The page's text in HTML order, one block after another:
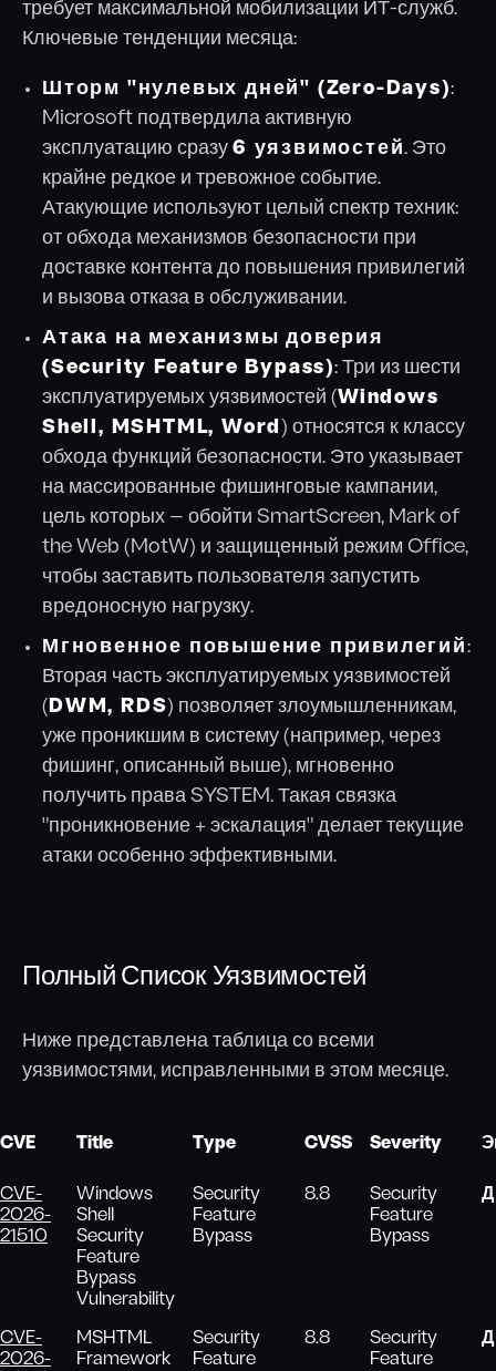
требует максимальной мобилизации ИТ-служб.
Ключевые тенденции месяца:
Шторм "нулевых дней" (Zero-Days):
Microsoft подтвердила активную
эксплуатацию сразу 6 уязвимостей. Это
крайне редкое и тревожное событие.
Атакующие используют целый спектр техник:
от обхода механизмов безопасности при
доставке контента до повышения привилегий
и вызова отказа в обслуживании.
Атака на механизмы доверия
(Security Feature Bypass): Три из шести
эксплуатируемых уязвимостей (Windows
Shell, MSHTML, Word ) относятся к классу
обхода функций безопасности. Это указывает
на массированные фишинговые кампании,
цель которых — обойти SmartScreen, Mark of
the Web (MotW) и защищенный режим Office,
чтобы заставить пользователя запустить
вредоносную нагрузку.
Мгновенное повышение привилегий:
Вторая часть эксплуатируемых уязвимостей
( DWM, RDS) позволяет злоумышленникам,
уже проникшим в систему (например, через
фишинг, описанный выше), мгновенно
получить права SYSTEM. Такая связка
"проникновение + эскалация" делает текущие
атаки особенно эффективными.
Полный Список Уязвимостей
Ниже представлена таблица со всеми
уязвимостями, исправленными в этом месяце.
CVE Title Type CVSS Severity
CVE-
2026-
21510
Windows
Shell
Security
Feature
Bypass
Vulnerability
Security
Feature
Bypass
8.8
Security
Feature
Bypass
CVE-
2026-
MSHTML
Framework
Security
Feature
8.8
Security
Feature